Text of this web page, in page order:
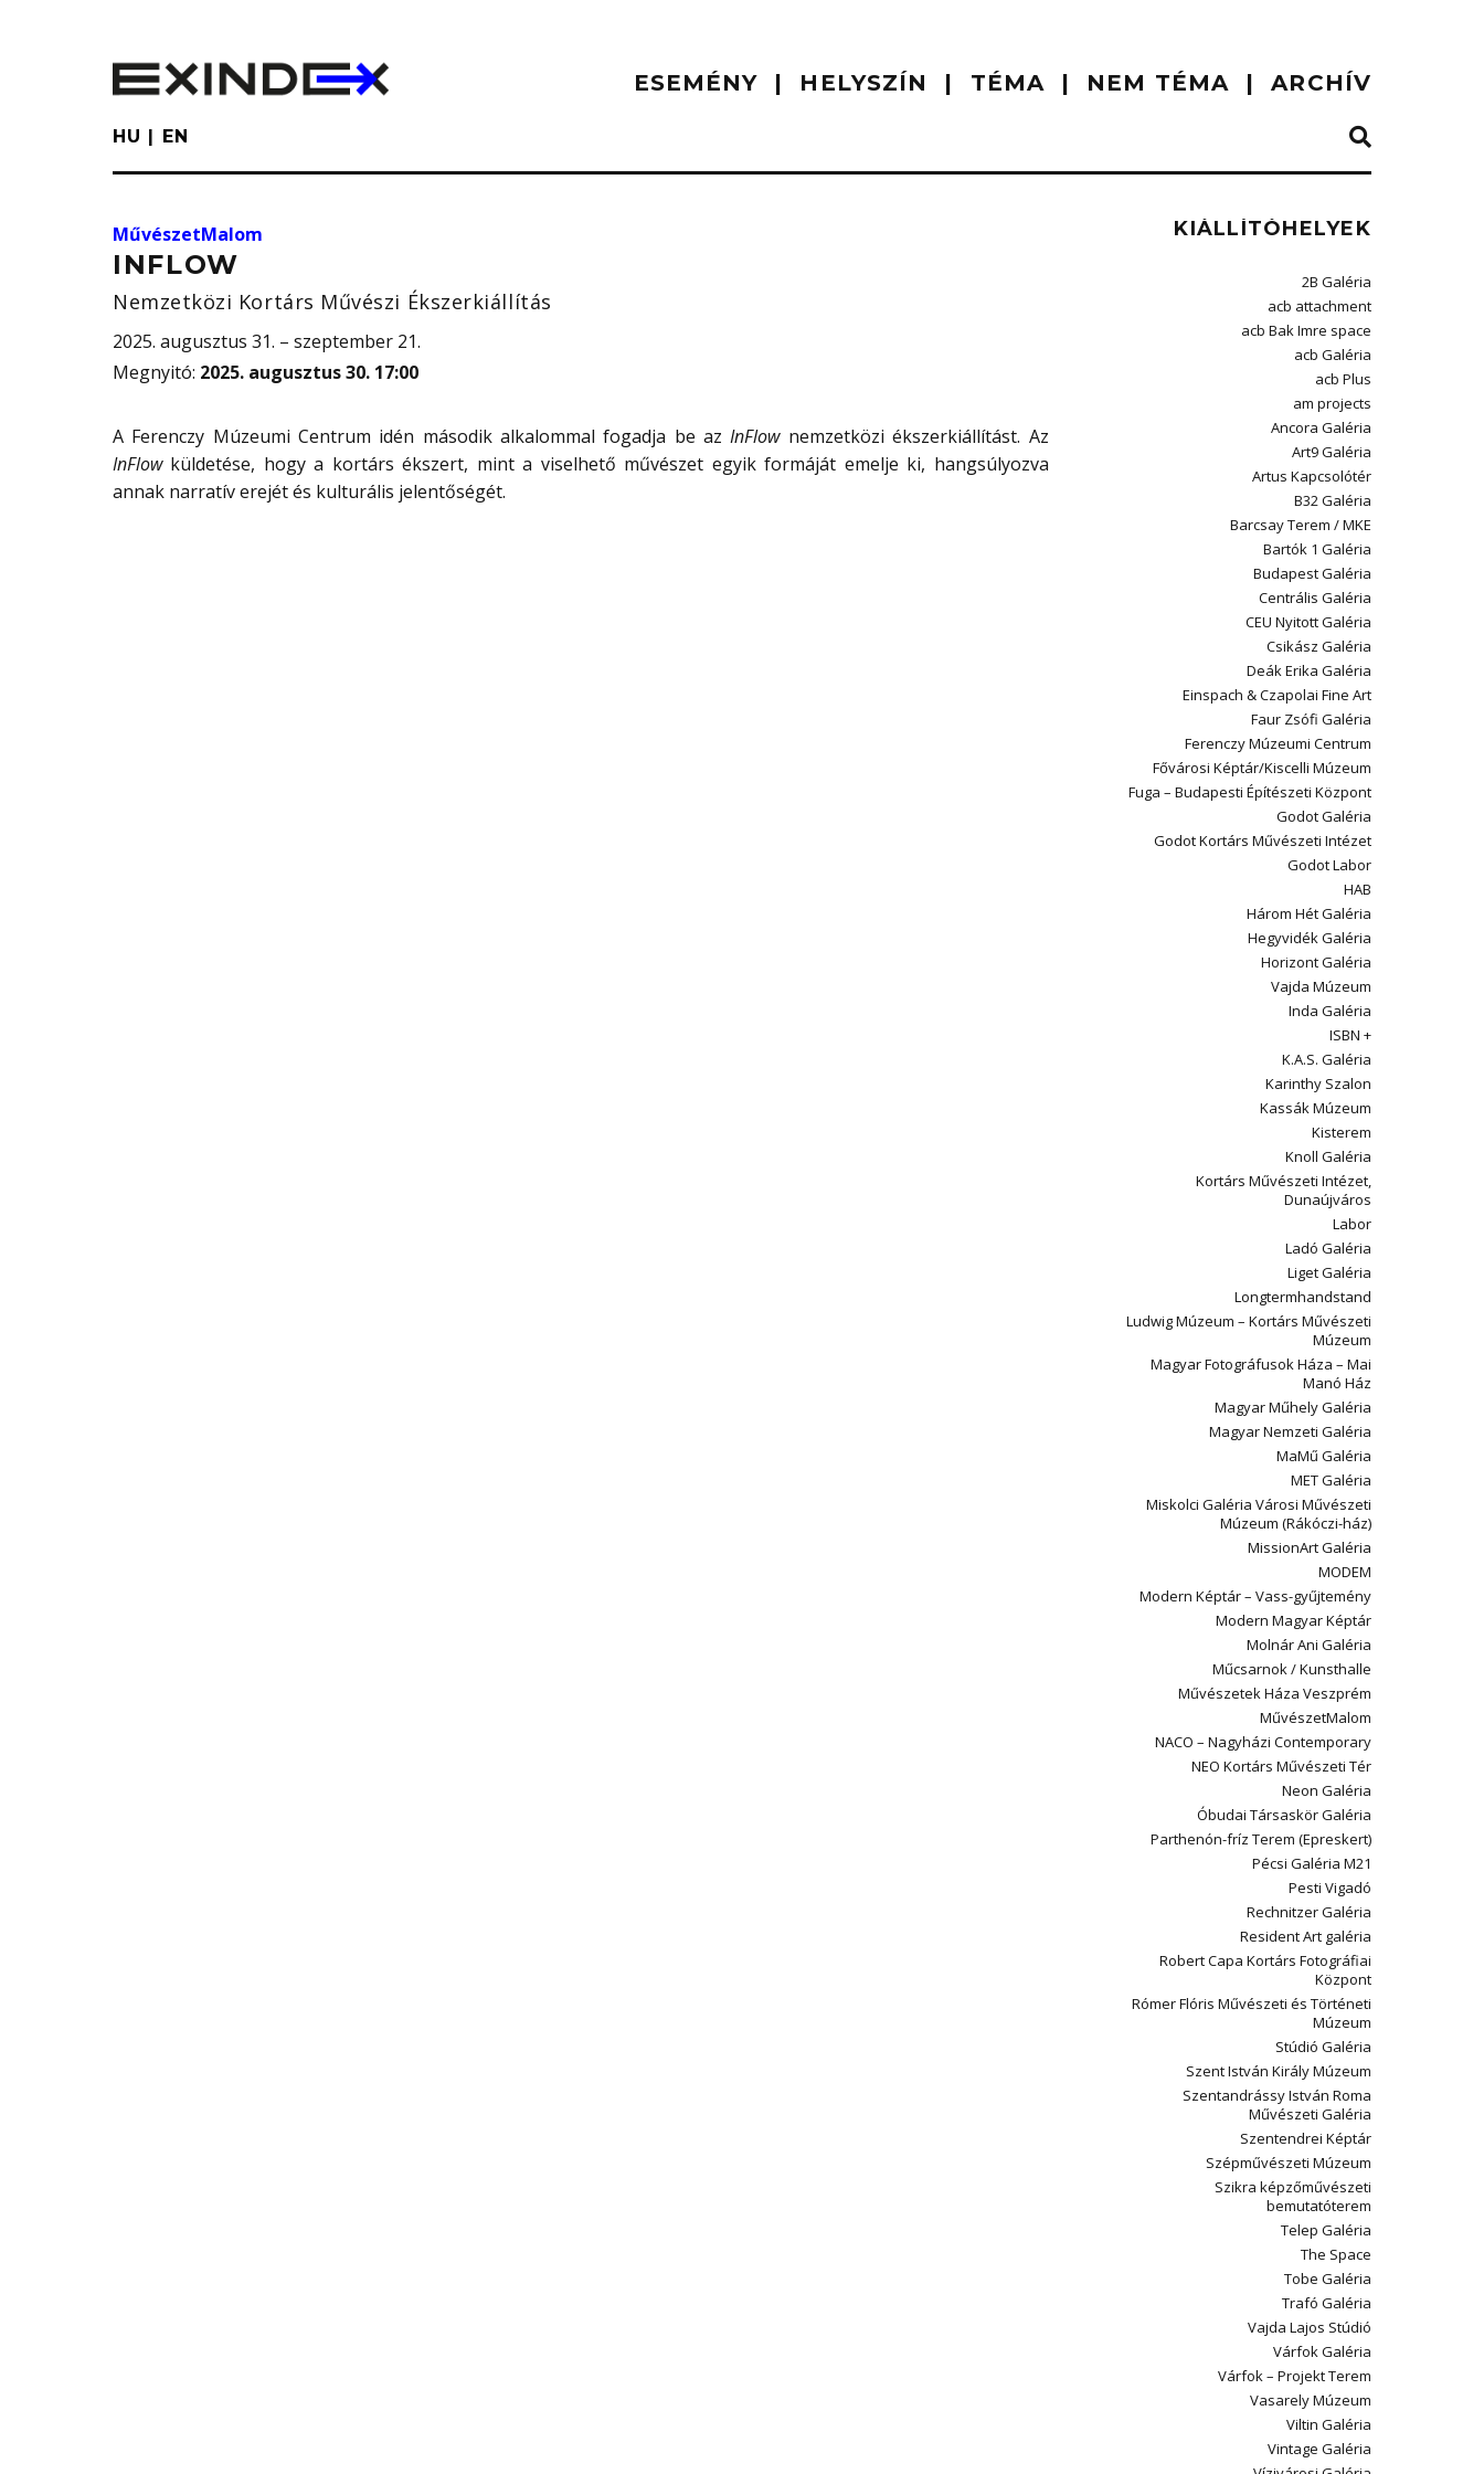
ESEMÉNY HELYSZÍN TÉMA NEM TÉMA ARCHÍV
HU EN
MűvészetMalom
INFLOW
Nemzetközi Kortárs Művészi Ékszerkiállítás
2025. augusztus 31. – szeptember 21.
Megnyitó: 2025. augusztus 30. 17:00
A Ferenczy Múzeumi Centrum idén második alkalommal fogadja be azInFlownemzetközi ékszerkiállítást. Az
InFlowküldetése, hogy a kortárs ékszert, mint a viselhető művészet egyik formáját emelje ki, hangsúlyozva
annak narratív erejét és kulturális jelentőségét.
KIÁLLÍTÓHELYEK
2B Galéria
acb attachment
acb Bak Imre space
acb Galéria
acb Plus
am projects
Ancora Galéria
Art9 Galéria
Artus Kapcsolótér
B32 Galéria
Barcsay Terem / MKE
Bartók 1 Galéria
Budapest Galéria
Centrális Galéria
CEU Nyitott Galéria
Csikász Galéria
Deák Erika Galéria
Einspach & Czapolai Fine Art
Faur Zsófi Galéria
Ferenczy Múzeumi Centrum
Fővárosi Képtár/Kiscelli Múzeum
Fuga – Budapesti Építészeti Központ
Godot Galéria
Godot Kortárs Művészeti Intézet
Godot Labor
HAB
Három Hét Galéria
Hegyvidék Galéria
Horizont Galéria
Vajda Múzeum
Inda Galéria
ISBN +
K.A.S. Galéria
Karinthy Szalon
Kassák Múzeum
Kisterem
Knoll Galéria
Kortárs Művészeti Intézet,
Dunaújváros
Labor
Ladó Galéria
Liget Galéria
Longtermhandstand
Ludwig Múzeum – Kortárs Művészeti
Múzeum
Magyar Fotográfusok Háza – Mai
Manó Ház
Magyar Műhely Galéria
Magyar Nemzeti Galéria
MaMű Galéria
MET Galéria
Miskolci Galéria Városi Művészeti
Múzeum (Rákóczi-ház)
MissionArt Galéria
MODEM
Modern Képtár – Vass-gyűjtemény
Modern Magyar Képtár
Molnár Ani Galéria
Műcsarnok / Kunsthalle
Művészetek Háza Veszprém
MűvészetMalom
NACO – Nagyházi Contemporary
NEO Kortárs Művészeti Tér
Neon Galéria
Óbudai Társaskör Galéria
Parthenón-fríz Terem (Epreskert)
Pécsi Galéria M21
Pesti Vigadó
Rechnitzer Galéria
Resident Art galéria
Robert Capa Kortárs Fotográfiai
Központ
Rómer Flóris Művészeti és Történeti
Múzeum
Stúdió Galéria
Szent István Király Múzeum
Szentandrássy István Roma
Művészeti Galéria
Szentendrei Képtár
Szépművészeti Múzeum
Szikra képzőművészeti
bemutatóterem
Telep Galéria
The Space
Tobe Galéria
Trafó Galéria
Vajda Lajos Stúdió
Várfok Galéria
Várfok – Projekt Terem
Vasarely Múzeum
Viltin Galéria
Vintage Galéria